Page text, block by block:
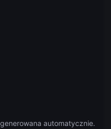
automatycznie.